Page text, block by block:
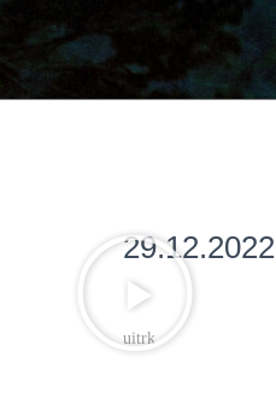
29.12.2022
uitrk